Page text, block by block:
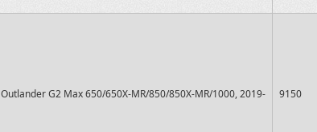
Outlander G2 Max 650/650X-MR/850/850X-MR/1000, 2019- 9150